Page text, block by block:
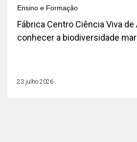
Ensino e Formação
Fábrica Centro Ciência Viva
conhecer a biodiversidade
23 julho 2026